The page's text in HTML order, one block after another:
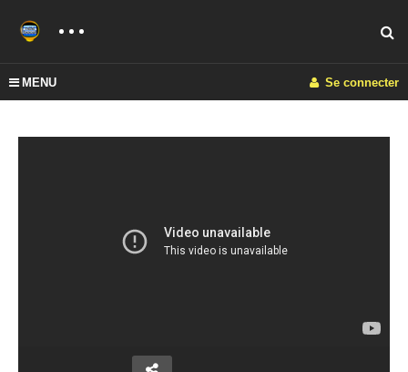
MENU Se connecter